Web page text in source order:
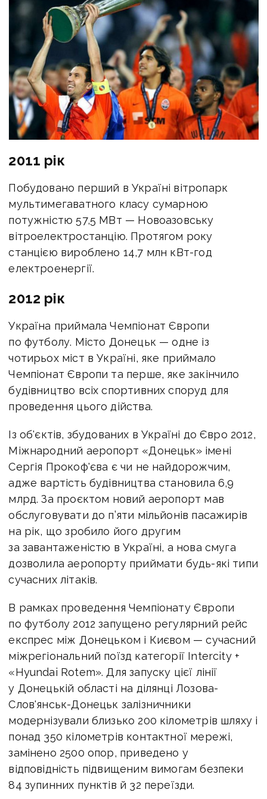
2011 рік
Побудовано перший в Україні вітропарк
мультимегаватного класу сумарною
потужністю 57,5 МВт — Новоазовську
вітроелектростанцію. Протягом року
станцією вироблено 14,7 млн кВт-год
електроенергії.
2012 рік
Україна приймала Чемпіонат Європи
по футболу. Місто Донецьк — одне із
чотирьох міст в Україні, яке приймало
Чемпіонат Європи та перше, яке закінчило
будівництво всіх спортивних споруд для
проведення цього дійства.
Із об'єктів, збудованих в Україні до Євро 2012,
Міжнародний аеропорт «Донецьк» імені
Сергія Прокоф'єва є чи не найдорожчим,
адже вартість будівництва становила 6,9
млрд. За проєктом новий аеропорт мав
обслуговувати до п’яти мільйонів пасажирів
на рік, що зробило його другим
за завантаженістю в Україні, а нова смуга
дозволила аеропорту приймати будь-які типи
сучасних літаків.
В рамках проведення Чемпіонату Європи
по футболу 2012 запущено регулярний рейс
експрес між Донецьком і Києвом — сучасний
міжрегіональний поїзд категорії Intercity +
«Hyundai Rotem». Для запуску цієї лінії
у Донецькій області на ділянці Лозова-
Слов'янськ-Донецьк залізничники
модернізували близько 200 кілометрів шляху і
понад 350 кілометрів контактної мережі,
замінено 2500 опор, приведено у
відповідність підвищеним вимогам безпеки
84 зупинних пунктів й 32 переїзди.